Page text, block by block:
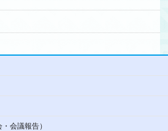
会議報告）